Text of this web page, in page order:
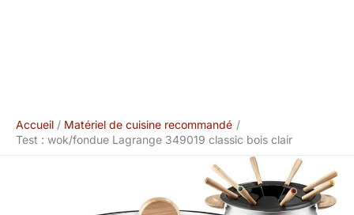
Accueil
Matériel de cuisine recommandé
Test : wok/fondue Lagrange 349019 classic bois clair